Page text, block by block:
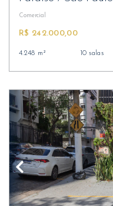
Comercial
R$ 242.000,00
4.248 m² 10 salas